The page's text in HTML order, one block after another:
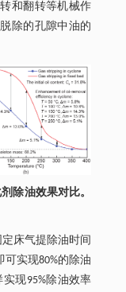
和翻转等机械作
除的孔隙中油的
除油效果对比。
定床气提除油时间
实现80%的除油
现95%除油效率